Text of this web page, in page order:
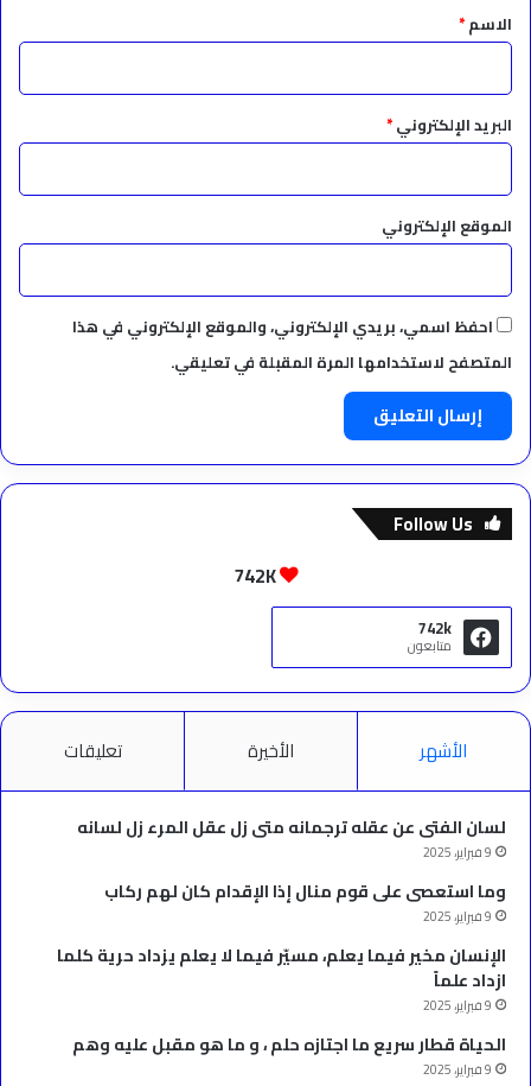
*الاسم*
البريد الإلكتروني*
الموقع الإلكتروني
احفظ اسمي، بريدي الإلكتروني، والموقع الإلكتروني في هذا
المتصفح لاستخدامها المرة المقبلة في تعليقي.
Follow Us
742K
742k
متابعون
الأشهر الأخيرة تعليقات
لسان الفتى عن عقله ترجمانه متى زل عقل المرء زل لسانه
9 فبراير، 2025
وما استعصى على قوم منال إذا الإقدام كان لهم ركاب
9 فبراير، 2025
الإنسان مخير فيما يعلم، مسيّر فيما لا يعلم يزداد حرية كلما
ازداد علماً
9 فبراير، 2025
الحياة قطار سريع ما اجتازه حلم ، و ما هو مقبل عليه وهم
9 فبراير، 2025